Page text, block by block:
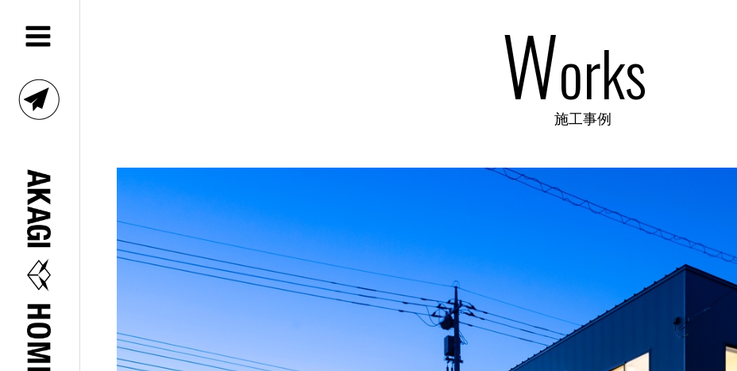
Works
施工事例